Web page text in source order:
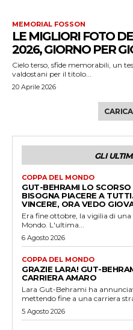
MEMORIAL FOSSON
LE MIGLIORI FOTO
2026, GIORNO PER
Cielo terso, sfide memorabili, un
valdostani per il titolo...
20 Aprile 2026
GLI
COPPA DEL MONDO
GUT-BEHRAMI LO
BISOGNA PIACERE A
VINCERE, ORA VEDO
Era fine ottobre, la vigilia di
Mondo. L'ultima...
6 Agosto 2026
COPPA DEL MONDO
GRAZIE LARA! GUT-
CARRIERA AMARO
Lara Gut-Behrami ha
mettendo fine a una carriera
5 Agosto 2026